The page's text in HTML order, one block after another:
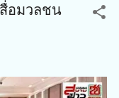
อมวลชน